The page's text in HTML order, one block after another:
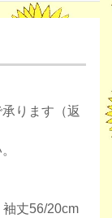
ります（返
丈56/20cm